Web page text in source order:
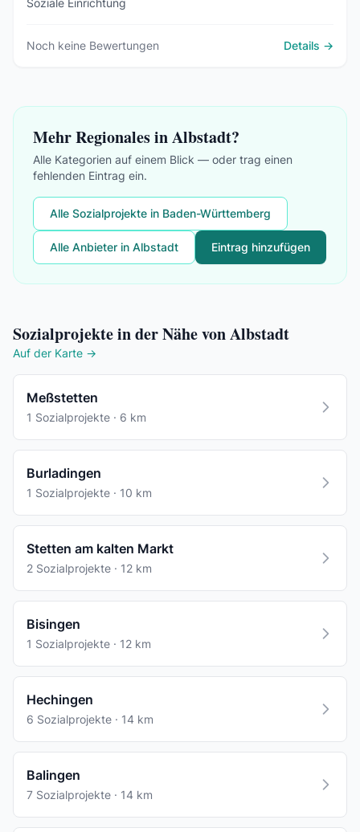
Soziale Einrichtung
Noch keine Bewertungen Details →
Mehr Regionales in Albstadt?
Alle Kategorien auf einem Blick — oder trag einen
fehlenden Eintrag ein.
Alle Sozialprojekte in Baden-Württemberg
Alle Anbieter in Albstadt Eintrag hinzufügen
Sozialprojekte in der Nähe von Albstadt
Auf der Karte →
Meßstetten
1 Sozialprojekte · 6 km
Burladingen
1 Sozialprojekte · 10 km
Stetten am kalten Markt
2 Sozialprojekte · 12 km
Bisingen
1 Sozialprojekte · 12 km
Hechingen
6 Sozialprojekte · 14 km
Balingen
7 Sozialprojekte · 14 km